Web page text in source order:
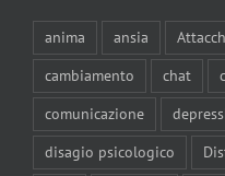
anima ansia
cambiamento
chat
comunicazione
disagio psicologico